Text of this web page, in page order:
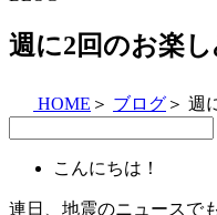
週に2回のお楽し
HOME ＞ ブログ ＞ 週
こんにちは！
連日、地震のニュースで